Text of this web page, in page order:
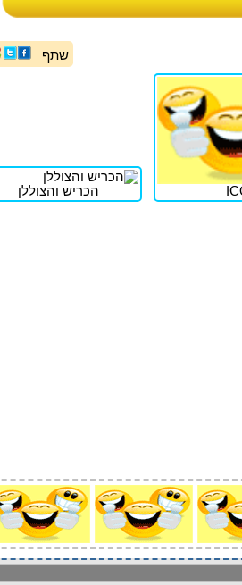
שתף
הכריש והצוללן